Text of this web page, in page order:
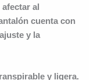
al
cuenta con
y la
y ligera.